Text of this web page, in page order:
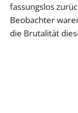
fassungslos
Beobachter
die Brutalität